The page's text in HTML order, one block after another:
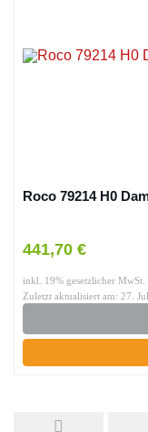
Roco 79214 H0
441,70 €
inkl. 19% gesetzlicher MwSt.
Zuletzt aktualisiert am: 27.